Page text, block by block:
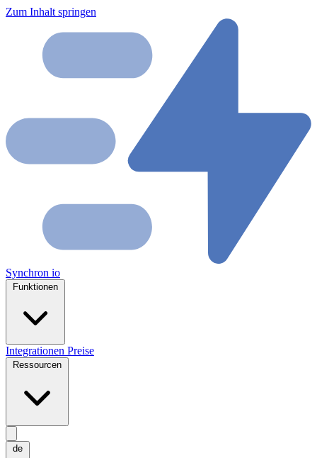
Zum Inhalt springen
Synchron io
Integrationen Preise
de